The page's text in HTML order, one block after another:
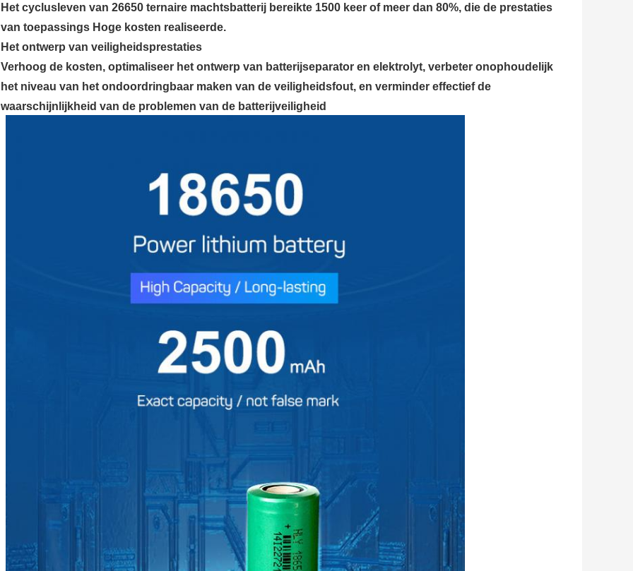
Het cyclusleven van 26650 ternaire machtsbatterij bereikte 1500 keer of meer dan 80%, die de prestaties
van toepassings Hoge kosten realiseerde.
Het ontwerp van veiligheidsprestaties
Verhoog de kosten, optimaliseer het ontwerp van batterijseparator en elektrolyt, verbeter onophoudelijk
het niveau van het ondoordringbaar maken van de veiligheidsfout, en verminder effectief de
waarschijnlijkheid van de problemen van de batterijveiligheid